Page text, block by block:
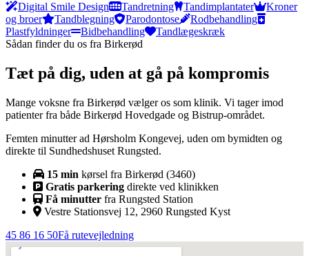
Digital Smile Design
Tandretning Tandimplantater
Kroner
og broer
Tandblegning Parodontose
Rodbehandling
Plastfyldninger
Bidbehandling
Tandlægeskræk
Sådan finder du os fra Birkerød
Tæt på dig, uden at gå på kompromis
Mange voksne fra Birkerød vælger os som klinik. Vi tager imod
patienter fra både Birkerød Hovedgade og Bistrup-området.
Femten minutter ad Hørsholm Kongevej, uden om bymidten og
direkte til Sundhedshuset Rungsted.
15 min kørsel fra Birkerød (3460)
Gratis parkering direkte ved klinikken
Få minutter fra Rungsted Station
Vestre Stationsvej 12, 2960 Rungsted Kyst
45 86 16 50Få rutevejledning